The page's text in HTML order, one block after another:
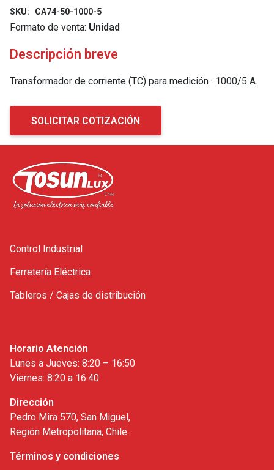
SKU: CA74-50-1000-5
Formato de venta: Unidad
Descripción breve
Transformador de corriente (TC) para medición · 1000/5 A.
SOLICITAR COTIZACIÓN
Control Industrial
Ferretería Eléctrica
Tableros / Cajas de distribución
Horario Atención
Lunes a Jueves: 8:20 – 16:50
Viernes: 8:20 a 16:40
Dirección
Pedro Mira 570, San Miguel,
Región Metropolitana, Chile.
Términos y condiciones